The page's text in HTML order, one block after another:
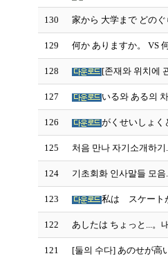
130 家から 大学まで どの
129 何か ありますか。 VS
128 [존재와 위치에
127 いる와 ある의
126 がくせいしょく
125 처음 만나 자기소개하
124 기초회화 인사말들 모
123 私は スケート
122 あしたは ちょっと...。
121 [둘의 수다] あのせが高